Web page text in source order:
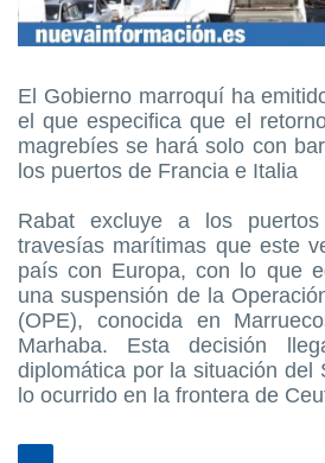
El Gobierno marroquí ha
el que especifica que el
magrebíes se hará solo con
los puertos de Francia e Italia
Rabat excluye a los
travesías marítimas que este
país con Europa, con lo que
una suspensión de la
(OPE), conocida en
Marhaba. Esta decisión
diplomática por la situación del
lo ocurrido en la frontera de